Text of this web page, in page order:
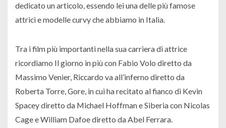
dedicato un articolo, essendo lei una delle più famose
attrici e modelle curvy che abbiamo in Italia.
Tra i film più importanti nella sua carriera di attrice
ricordiamo Il giorno in più con Fabio Volo diretto da
Massimo Venier, Riccardo va all’inferno diretto da
Roberta Torre, Gore, in cui ha recitato al fianco di Kevin
Spacey diretto da Michael Hoffman e Siberia con Nicolas
Cage e William Dafoe diretto da Abel Ferrara.